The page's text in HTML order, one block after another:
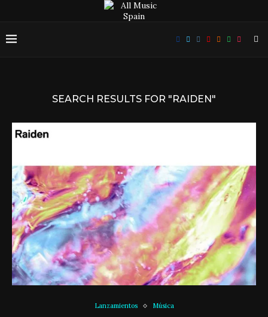
SEARCH RESULTS FOR "RAIDEN"
Lanzamientos Música